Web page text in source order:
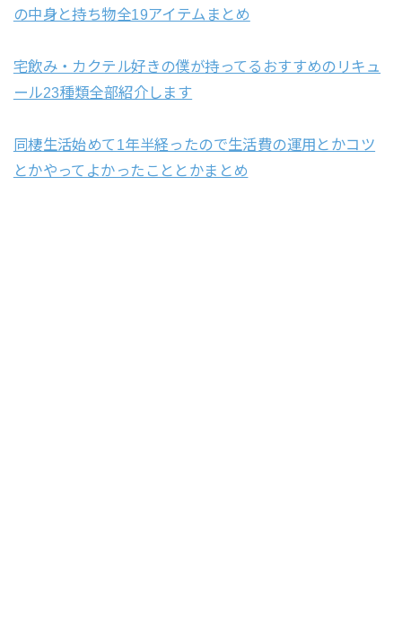
の中身と持ち物全19アイテムまとめ
宅飲み・カクテル好きの僕が持ってるおすすめのリキュ
ール23種類全部紹介します
同棲生活始めて1年半経ったので生活費の運用とかコツ
とかやってよかったこととかまとめ